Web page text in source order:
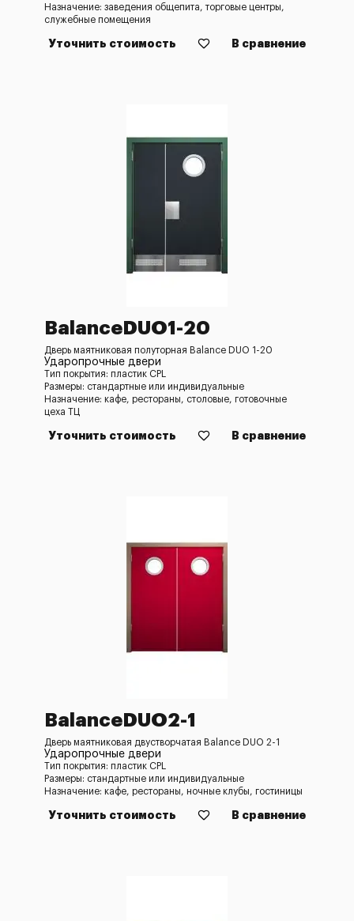
Назначение: заведения общепита, торговые центры,
служебные помещения
Уточнить стоимость В сравнение
BalanceDUO1-20
Дверь маятниковая полуторная Balance DUO 1-20
Ударопрочные двери
Тип покрытия: пластик CPL
Размеры: стандартные или индивидуальные
Назначение: кафе, рестораны, столовые, готовочные
цеха ТЦ
Уточнить стоимость В сравнение
BalanceDUO2-1
Дверь маятниковая двустворчатая Balance DUO 2-1
Ударопрочные двери
Тип покрытия: пластик CPL
Размеры: стандартные или индивидуальные
Назначение: кафе, рестораны, ночные клубы, гостиницы
Уточнить стоимость В сравнение